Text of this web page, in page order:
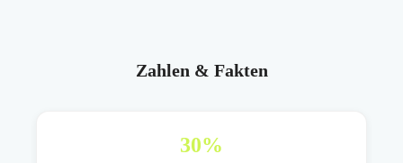
Zahlen & Fakten
30%